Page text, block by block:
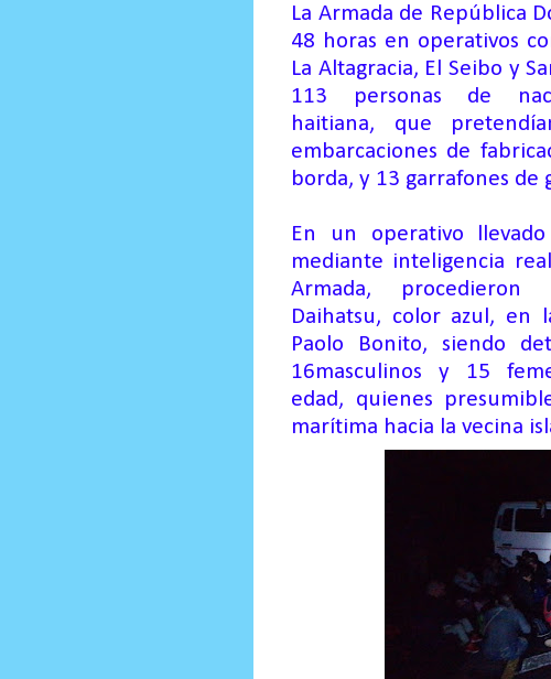
La Armada de República
48 horas en operativos co
La Altagracia, El Seibo y
113 personas de
haitiana, que
embarcaciones de
borda, y 13 garrafones de
En un operativo
mediante inteligencia
Armada,
Daihatsu, color azul, en
Paolo Bonito,siendo
16masculinos y 15
edad, quienes
marítima hacia la vecina